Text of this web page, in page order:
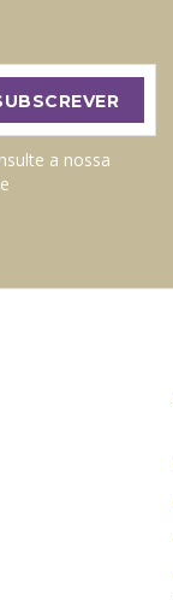
a nossa